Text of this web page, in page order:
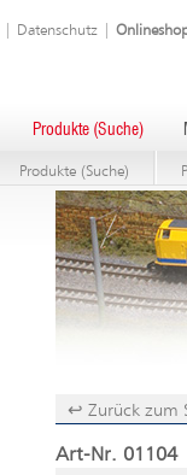
Datenschutz
Produkte (Suche)
Produkte (Suche)
↩ Zurück zum
Art-Nr. 01104